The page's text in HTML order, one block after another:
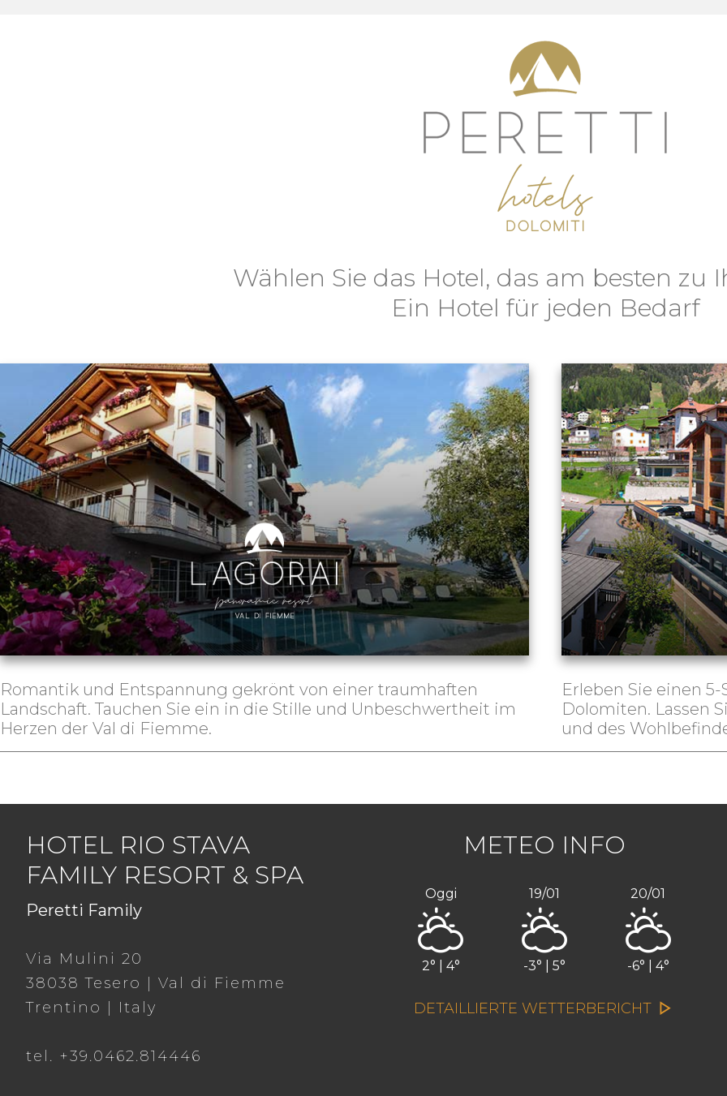
Wählen Sie das Hotel, das am besten zu
Ein Hotel für jeden Bedarf
Romantik und Entspannung gekrönt von einer traumhaften
Landschaft. Tauchen Sie ein in die Stille und Unbeschwertheit im
Herzen der Val di Fiemme.
Erleben Sie einen
Dolomiten. Lassen
und des
HOTEL RIO STAVA
FAMILY RESORT & SPA
Peretti Family
Via Mulini 20
38038 Tesero | Val di Fiemme
Trentino | Italy
tel. +39.0462.814446
METEO INFO
Oggi
2° | 4°
19/01
-3° | 5°
20/01
-6° | 4°
DETAILLIERTE WETTERBERICHT